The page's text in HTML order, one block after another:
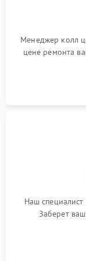
Менеджер колл
цене ремонта
Наш
Заберет